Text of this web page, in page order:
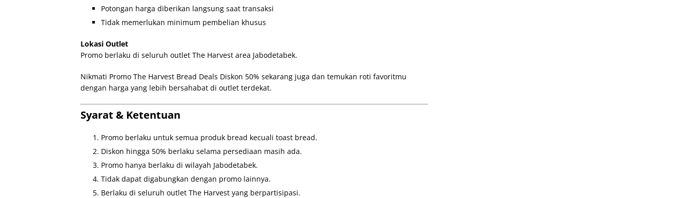
Potongan harga diberikan langsung saat transaksi
Tidak memerlukan minimum pembelian khusus
Lokasi Outlet
Promo berlaku di seluruh outlet The Harvest area Jabodetabek.
Nikmati Promo The Harvest Bread Deals Diskon 50% sekarang juga dan temukan roti favoritmu
dengan harga yang lebih bersahabat di outlet terdekat.
Syarat & Ketentuan
Promo berlaku untuk semua produk bread kecuali toast bread.
Diskon hingga 50% berlaku selama persediaan masih ada.
Promo hanya berlaku di wilayah Jabodetabek.
Tidak dapat digabungkan dengan promo lainnya.
Berlaku di seluruh outlet The Harvest yang berpartisipasi.